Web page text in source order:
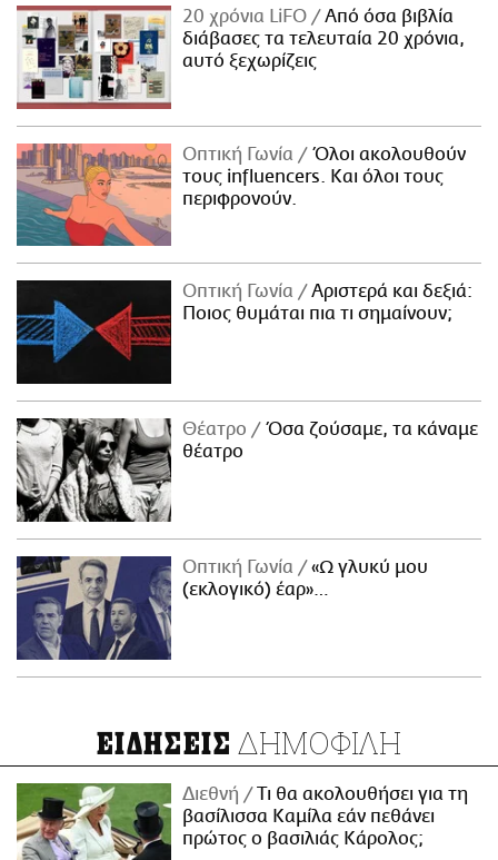
20 χρόνια LiFO
Από όσα βιβλία
διάβασες τα τελευταία 20 χρόνια,
αυτό ξεχωρίζεις
Οπτική Γωνία
Όλοι ακολουθούν
τους influencers. Και όλοι τους
περιφρονούν.
Οπτική Γωνία
Αριστερά και δεξιά:
Ποιος θυμάται πια τι σημαίνουν;
Θέατρο
Όσα ζούσαμε, τα κάναμε
θέατρο
Οπτική Γωνία
«Ω γλυκύ μου
(εκλογικό) έαρ»…
ΕΙΔΗΣΕΙΣ ΔΗΜΟΦΙΛΗ
Διεθνή
Τι θα ακολουθήσει για τη
βασίλισσα Καμίλα εάν πεθάνει
πρώτος ο βασιλιάς Κάρολος;